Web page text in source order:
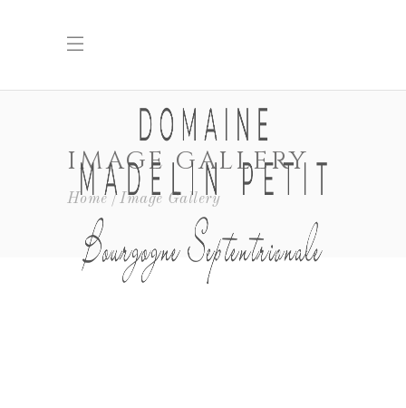
IMAGE GALLERY
Home Image Gallery